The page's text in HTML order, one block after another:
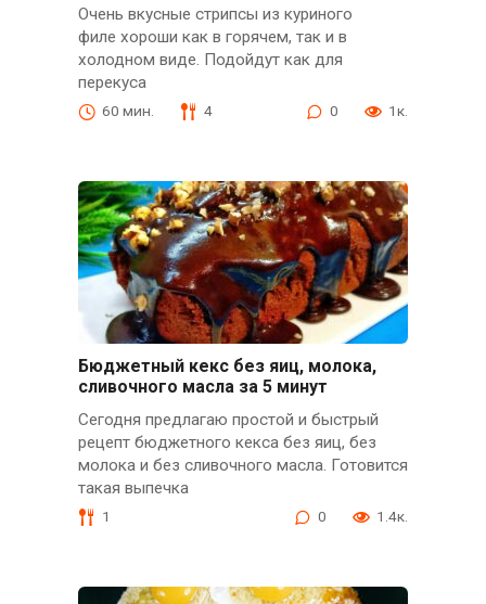
Очень вкусные стрипсы из куриного
филе хороши как в горячем, так и в
холодном виде. Подойдут как для
перекуса
60 мин. 4 0 1к.
Бюджетный кекс без яиц, молока,
сливочного масла за 5 минут
Сегодня предлагаю простой и быстрый
рецепт бюджетного кекса без яиц, без
молока и без сливочного масла. Готовится
такая выпечка
1 0 1.4к.